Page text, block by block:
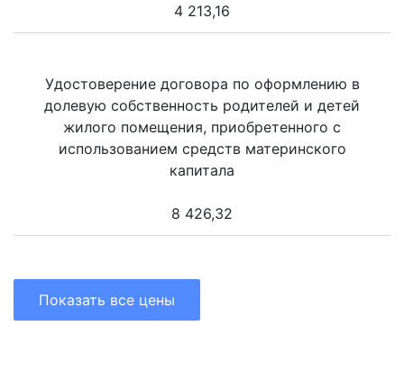
4 213,16
Удостоверение договора по оформлению в
долевую собственность родителей и детей
жилого помещения, приобретенного с
использованием средств материнского
капитала
8 426,32
Показать все цены